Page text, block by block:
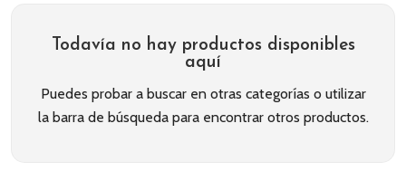
Todavía no hay productos disponibles
aquí
Puedes probar a buscar en otras categorías o utilizar
la barra de búsqueda para encontrar otros productos.